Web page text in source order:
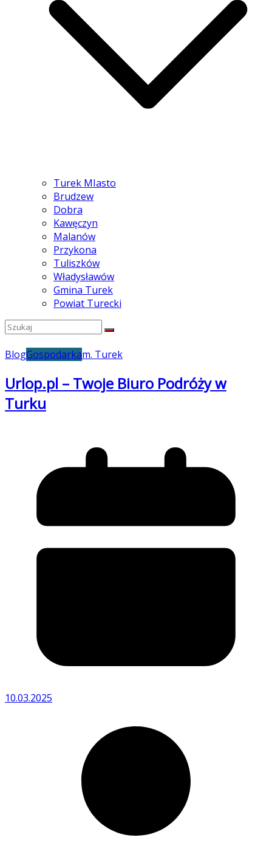
Turek MIasto
Brudzew
Dobra
Kawęczyn
Malanów
Przykona
Tuliszków
Władysławów
Gmina Turek
Powiat Turecki
BlogGospodarkam. Turek
Urlop.pl – Twoje Biuro Podróży w
Turku
10.03.2025